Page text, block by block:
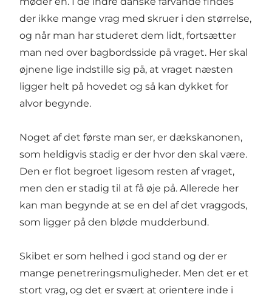
der ikke mange vrag med skruer i den størrelse,
og når man har studeret dem lidt, fortsætter
man ned over bagbordsside på vraget. Her skal
øjnene lige indstille sig på, at vraget næsten
ligger helt på hovedet og så kan dykket for
alvor begynde.
Noget af det første man ser, er dækskanonen,
som heldigvis stadig er der hvor den skal være.
Den er flot begroet ligesom resten af vraget,
men den er stadig til at få øje på. Allerede her
kan man begynde at se en del af det vraggods,
som ligger på den bløde mudderbund.
Skibet er som helhed i god stand og der er
mange penetreringsmuligheder. Men det er et
stort vrag, og det er svært at orientere inde i